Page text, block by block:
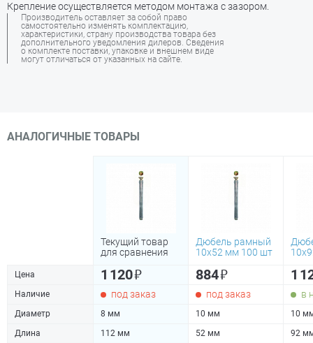
Крепление осуществляется методом монтажа с зазором.
Производитель оставляет за собой право
самостоятельно изменять комплектацию,
характеристики, страну производства товара без
дополнительного уведомления дилеров. Сведения
о комплекте поставки, упаковке и внешнем виде
могут отличаться от указанных на сайте.
АНАЛОГИЧНЫЕ ТОВАРЫ
Текущий товар
для сравнения
Дюбель рамный
10х52 мм 100 шт
Цена 1 120₽ 884₽ 1
Наличие под заказ под заказ в
Диаметр 8 мм 10 мм
10
Длина
112 мм 52 мм 92